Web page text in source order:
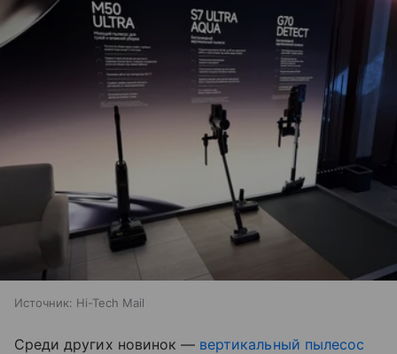
Источник: Hi-Tech Mail
Среди других новинок — вертикальный пылесос